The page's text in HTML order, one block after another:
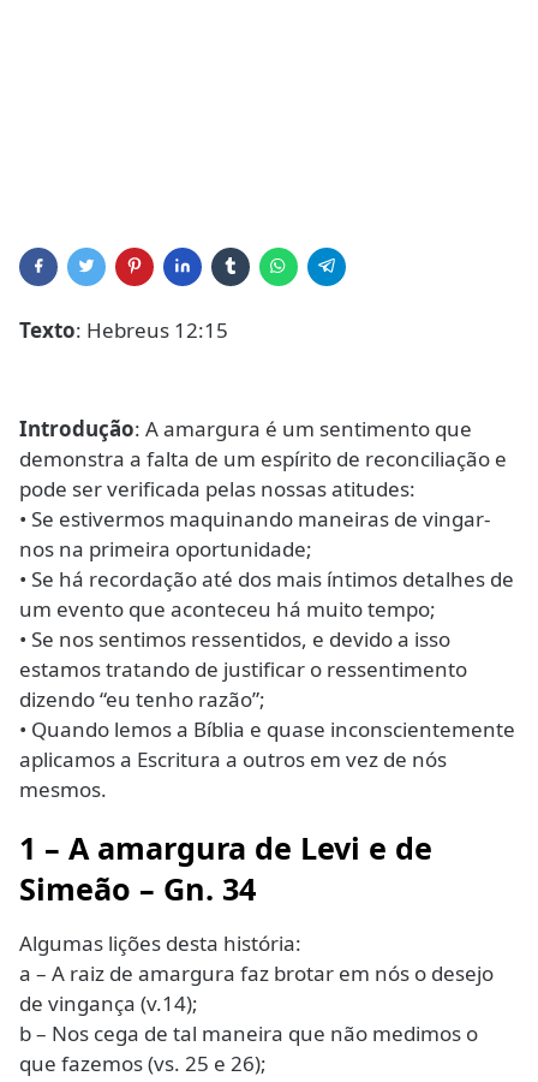
Texto: Hebreus 12:15
Introdução: A amargura é um sentimento que
demonstra a falta de um espírito de reconciliação e
pode ser verificada pelas nossas atitudes:
• Se estivermos maquinando maneiras de vingar-
nos na primeira oportunidade;
• Se há recordação até dos mais íntimos detalhes de
um evento que aconteceu há muito tempo;
• Se nos sentimos ressentidos, e devido a isso
estamos tratando de justificar o ressentimento
dizendo “eu tenho razão”;
• Quando lemos a Bíblia e quase inconscientemente
aplicamos a Escritura a outros em vez de nós
mesmos.
1 – A amargura de Levi e de
Simeão – Gn. 34
Algumas lições desta história:
a – A raiz de amargura faz brotar em nós o desejo
de vingança (v.14);
b – Nos cega de tal maneira que não medimos o
que fazemos (vs. 25 e 26);